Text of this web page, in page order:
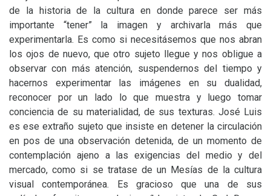
de la historia de la cultura en donde parece ser más
importante “tener” la imagen y archivarla más que
experimentarla. Es como si necesitásemos que nos abran
los ojos de nuevo, que otro sujeto llegue y nos obligue a
observar con más atención, suspendernos del tiempo y
hacernos experimentar las imágenes en su dualidad,
reconocer por un lado lo que muestra y luego tomar
conciencia de su materialidad, de sus texturas. José Luis
es ese extraño sujeto que insiste en detener la circulación
en pos de una observación detenida, de un momento de
contemplación ajeno a las exigencias del medio y del
mercado, como si se tratase de un Mesías de la cultura
visual contemporánea. Es gracioso que una de sus